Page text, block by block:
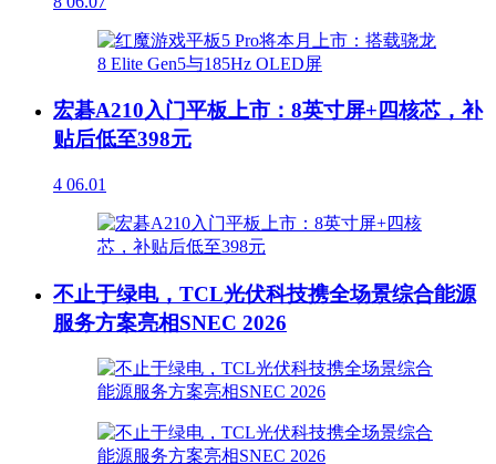
宏碁A210入门平板上市：8英寸屏+四核芯，补
贴后低至398元
4 06.01
不止于绿电，TCL光伏科技携全场景综合能源
服务方案亮相SNEC 2026